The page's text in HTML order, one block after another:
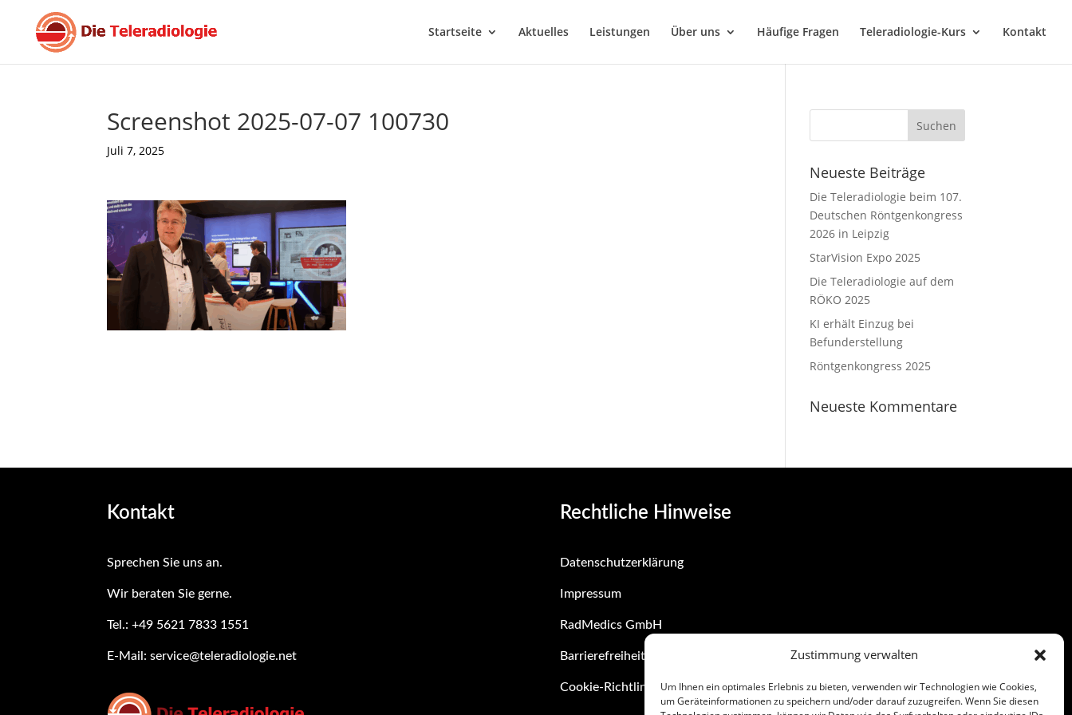
Zustimmung verwalten
Um Ihnen ein optimales Erlebnis zu bieten, verwenden wir Technologien wie Cookies,
um Geräteinformationen zu speichern und/oder darauf zuzugreifen. Wenn Sie diesen
Startseite Aktuelles Leistungen Über uns Häufige Fragen Teleradiologie-Kurs Kontakt
Screenshot 2025-07-07 100730
Juli 7, 2025
Neueste Beiträge
Die Teleradiologie beim 107.
Deutschen Röntgenkongress
2026 in Leipzig
StarVision Expo 2025
Die Teleradiologie auf dem
RÖKO 2025
KI erhält Einzug bei
Befunderstellung
Röntgenkongress 2025
Neueste Kommentare
Kontakt
Sprechen Sie uns an.
Wir beraten Sie gerne.
Tel.:+49 5621 7833 1551
E-Mail:service@teleradiologie.net
Rechtliche Hinweise
Datenschutzerklärung
Impressum
RadMedics GmbH
Barrierefreiheit
Cookie-Richtlinie (EU)